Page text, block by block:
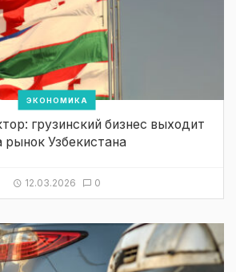
ЭКОНОМИКА
грузинский бизнес выходит
рынок Узбекистана
12.03.2026 0